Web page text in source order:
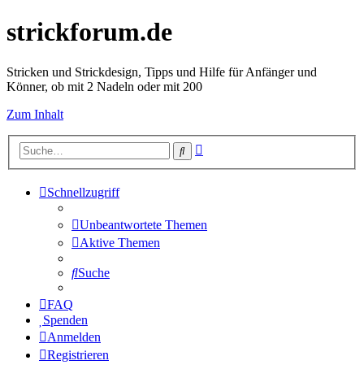
strickforum.de
Stricken und Strickdesign, Tipps und Hilfe für Anfänger und
Könner, ob mit 2 Nadeln oder mit 200
Zum Inhalt
Suche
Schnellzugriff
Unbeantwortete Themen
Aktive Themen
Suche
FAQ
Spenden
Anmelden
Registrieren